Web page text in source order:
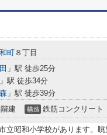
町８丁目
」駅 徒歩25分
」駅 徒歩34分
」駅 徒歩39分
建 構造 鉄筋コンクリート
立昭和小学校があります。